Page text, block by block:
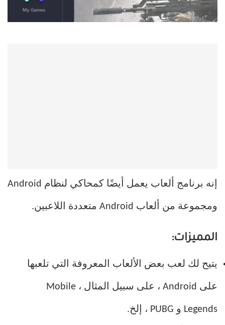
إنه برنامج ألعاب يعمل أيضًا كمحاكي لنظام Android
ومجموعة من ألعاب Android متعددة اللاعبين.
المميزات:
يتيح لك لعب بعض الألعاب المعروفة التي تلعبها
على Android ، على سبيل المثال ، Mobile
Legends و PUBG ، إلخ.